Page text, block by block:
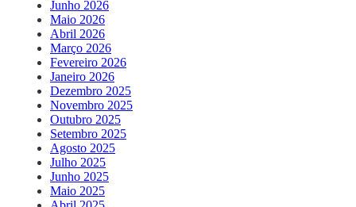
Junho 2026
Maio 2026
Abril 2026
Março 2026
Fevereiro 2026
Janeiro 2026
Dezembro 2025
Novembro 2025
Outubro 2025
Setembro 2025
Agosto 2025
Julho 2025
Junho 2025
Maio 2025